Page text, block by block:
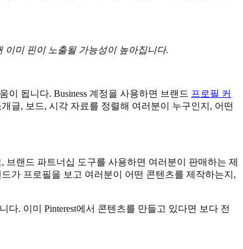
이미 핀이 노출될 가능성이 높아집니다.
됩니다. Business 계정을 사용하면 브랜드 프로필 커
글, 보드, 시각 자료를 정렬해 여러분이 누구인지, 어떤
랜드 파트너십 도구를 사용하면 여러분이 판매하는 제
가 프로필을 보고 여러분이 어떤 콘텐츠를 제작하는지,
. 이미 Pinterest에서 콘텐츠를 만들고 있다면 보다 전